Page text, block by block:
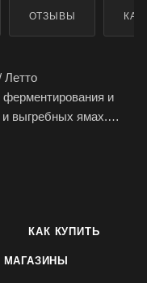
ОТЗЫВЫ
Летто
и
выгребных ямах.
продуктов
КАК КУПИТЬ
МАГАЗИНЫ